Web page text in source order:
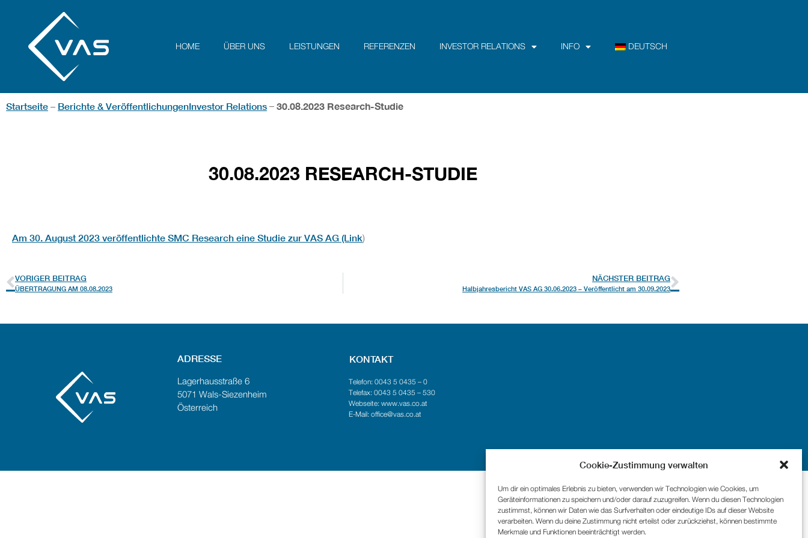
Cookie-Zustimmung verwalten
Um dir ein optimales Erlebnis zu bieten, verwenden wir Technologien wie Cookies, um
Geräteinformationen zu speichern und/oder darauf zuzugreifen. Wenn du diesen Technologien
zustimmst, können wir Daten wie das Surfverhalten oder eindeutige IDs auf dieser Website
verarbeiten. Wenn du deine Zustimmung nicht erteilst oder zurückziehst, können bestimmte
Merkmale und Funktionen beeinträchtigt werden.
HOME ÜBER UNS LEISTUNGEN REFERENZEN INVESTOR RELATIONS INFO DEUTSCH
Startseite – Berichte & VeröffentlichungenInvestor Relations – 30.08.2023 Research-Studie
30.08.2023 RESEARCH-STUDIE
Am 30. August 2023 veröffentlichte SMC Research eine Studie zur VAS AG (Link)
VORIGER BEITRAG
ÜBERTRAGUNG AM 08.08.2023
NÄCHSTER BEITRAG
Halbjahresbericht VAS AG 30.06.2023 – Veröffentlicht am 30.09.2023
ADRESSE
Lagerhausstraße 6
5071 Wals-Siezenheim
Österreich
KONTAKT
Telefon: 0043 5 0435 – 0
Telefax: 0043 5 0435 – 530
Webseite: www.vas.co.at
E-Mail: office@vas.co.at